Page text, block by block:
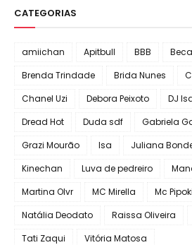
CATEGORIAS
amiichan Apitbull BBB Beca
Brenda Trindade
Brida Nunes
Chanel Uzi
Debora Peixoto DJ
Dread Hot
Duda sdf
Gabriela
Grazi Mourão
Isa Juliana
Kinechan
Luva de pedreiro
Martina Olvr
MC Mirella Mc
Natália Deodato
Raissa Oliveira
Tati Zaqui
Vitória Matosa